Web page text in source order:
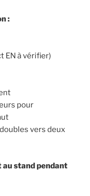
:
EN à vérifier)
pour
vers deux
au stand pendant